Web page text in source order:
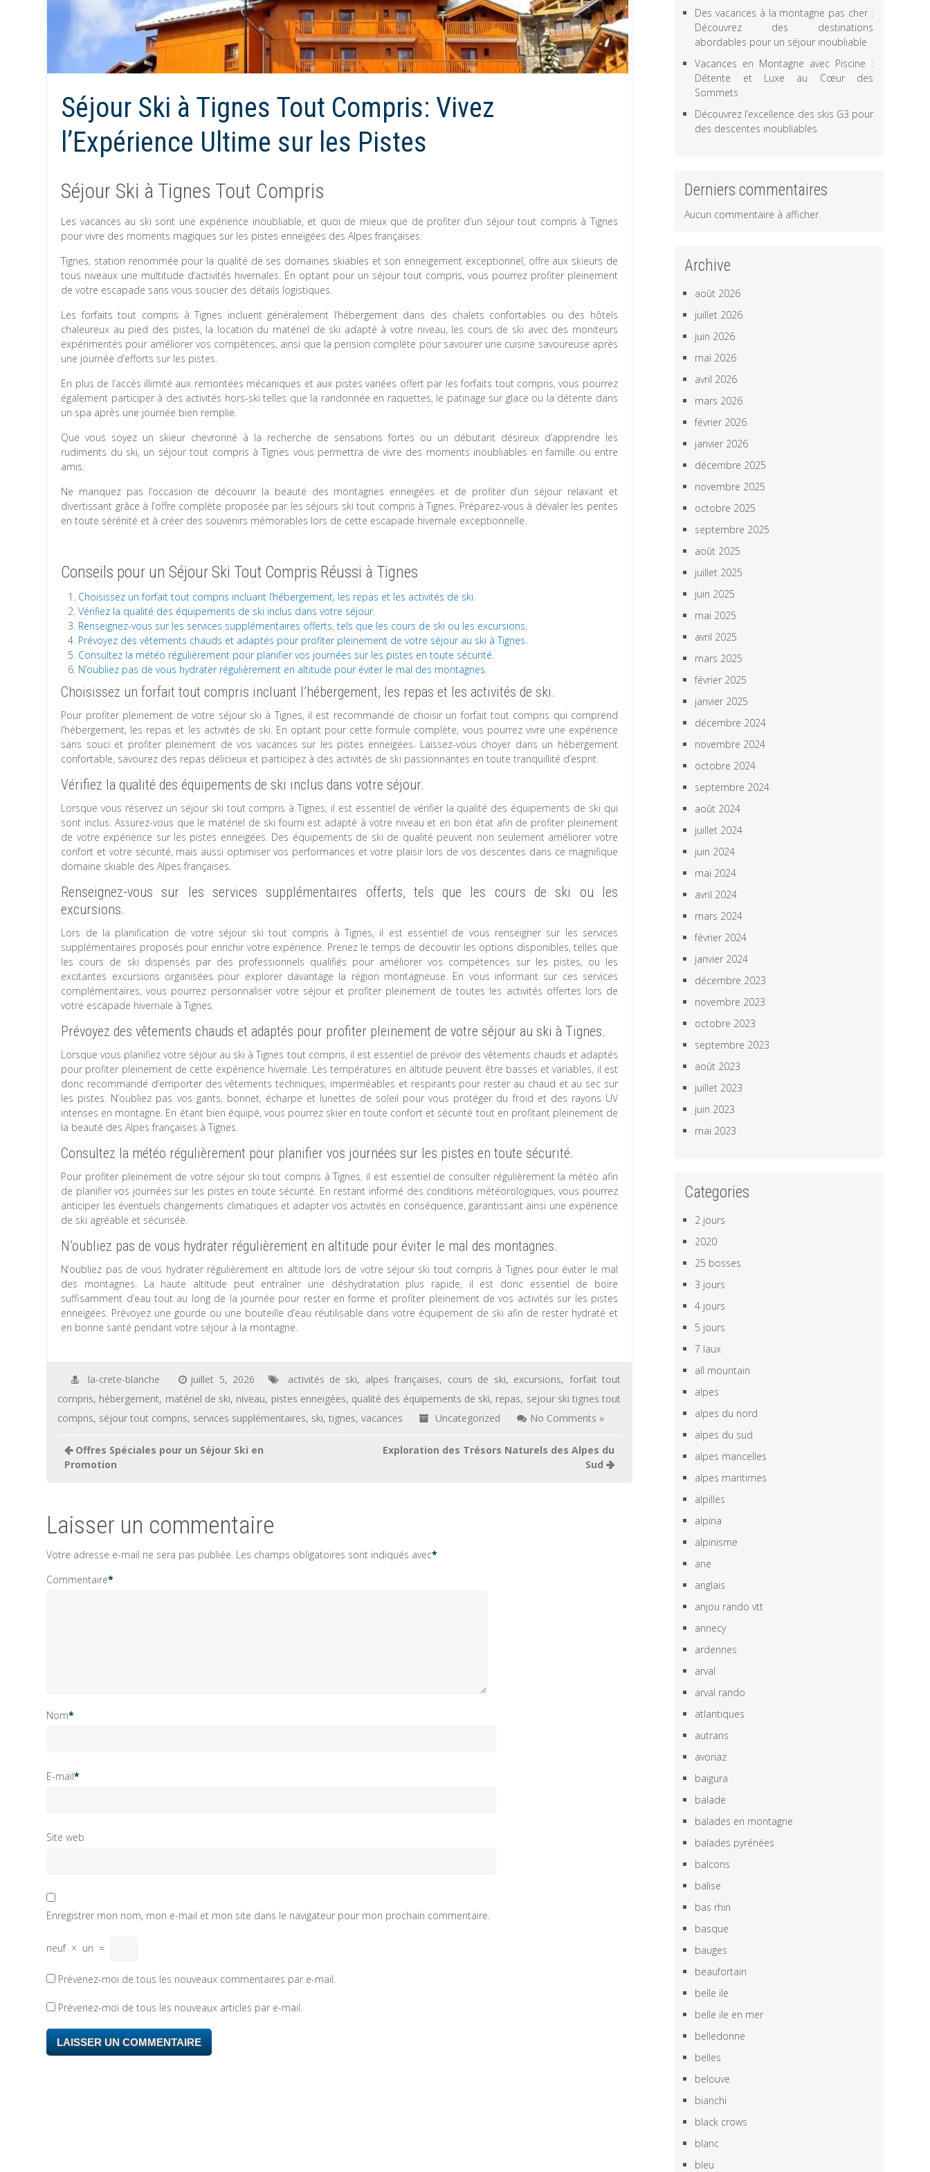
Séjour Ski à Tignes Tout Compris: Vivez
l’Expérience Ultime sur les Pistes
Séjour Ski à Tignes Tout Compris
Les vacances au ski sont une expérience inoubliable, et quoi de mieux que de profiter d’un séjour tout compris à Tignes
pour vivre des moments magiques sur les pistes enneigées des Alpes françaises.
Tignes, station renommée pour la qualité de ses domaines skiables et son enneigement exceptionnel, offre aux skieurs de
tous niveaux une multitude d’activités hivernales. En optant pour un séjour tout compris, vous pourrez profiter pleinement
de votre escapade sans vous soucier des détails logistiques.
Les forfaits tout compris à Tignes incluent généralement l’hébergement dans des chalets confortables ou des hôtels
chaleureux au pied des pistes, la location du matériel de ski adapté à votre niveau, les cours de ski avec des moniteurs
expérimentés pour améliorer vos compétences, ainsi que la pension complète pour savourer une cuisine savoureuse après
une journée d’efforts sur les pistes.
En plus de l’accès illimité aux remontées mécaniques et aux pistes variées offert par les forfaits tout compris, vous pourrez
également participer à des activités hors-ski telles que la randonnée en raquettes, le patinage sur glace ou la détente dans
un spa après une journée bien remplie.
Que vous soyez un skieur chevronné à la recherche de sensations fortes ou un débutant désireux d’apprendre les
rudiments du ski, un séjour tout compris à Tignes vous permettra de vivre des moments inoubliables en famille ou entre
amis.
Ne manquez pas l’occasion de découvrir la beauté des montagnes enneigées et de profiter d’un séjour relaxant et
divertissant grâce à l’offre complète proposée par les séjours ski tout compris à Tignes. Préparez-vous à dévaler les pentes
en toute sérénité et à créer des souvenirs mémorables lors de cette escapade hivernale exceptionnelle.
Conseils pour un Séjour Ski Tout Compris Réussi à Tignes
Choisissez un forfait tout compris incluant l’hébergement, les repas et les activités de ski.
Vérifiez la qualité des équipements de ski inclus dans votre séjour.
Renseignez-vous sur les services supplémentaires offerts, tels que les cours de ski ou les excursions.
Prévoyez des vêtements chauds et adaptés pour profiter pleinement de votre séjour au ski à Tignes.
Consultez la météo régulièrement pour planifier vos journées sur les pistes en toute sécurité.
N’oubliez pas de vous hydrater régulièrement en altitude pour éviter le mal des montagnes.
Choisissez un forfait tout compris incluant l’hébergement, les repas et les activités de ski.
Pour profiter pleinement de votre séjour ski à Tignes, il est recommandé de choisir un forfait tout compris qui comprend
l’hébergement, les repas et les activités de ski. En optant pour cette formule complète, vous pourrez vivre une expérience
sans souci et profiter pleinement de vos vacances sur les pistes enneigées. Laissez-vous choyer dans un hébergement
confortable, savourez des repas délicieux et participez à des activités de ski passionnantes en toute tranquillité d’esprit.
Vérifiez la qualité des équipements de ski inclus dans votre séjour.
Lorsque vous réservez un séjour ski tout compris à Tignes, il est essentiel de vérifier la qualité des équipements de ski qui
sont inclus. Assurez-vous que le matériel de ski fourni est adapté à votre niveau et en bon état afin de profiter pleinement
de votre expérience sur les pistes enneigées. Des équipements de ski de qualité peuvent non seulement améliorer votre
confort et votre sécurité, mais aussi optimiser vos performances et votre plaisir lors de vos descentes dans ce magnifique
domaine skiable des Alpes françaises.
Renseignez-vous sur les services supplémentaires offerts, tels que les cours de ski ou les
excursions.
Lors de la planification de votre séjour ski tout compris à Tignes, il est essentiel de vous renseigner sur les services
supplémentaires proposés pour enrichir votre expérience. Prenez le temps de découvrir les options disponibles, telles que
les cours de ski dispensés par des professionnels qualifiés pour améliorer vos compétences sur les pistes, ou les
excitantes excursions organisées pour explorer davantage la région montagneuse. En vous informant sur ces services
complémentaires, vous pourrez personnaliser votre séjour et profiter pleinement de toutes les activités offertes lors de
votre escapade hivernale à Tignes.
Prévoyez des vêtements chauds et adaptés pour profiter pleinement de votre séjour au ski à Tignes.
Lorsque vous planifiez votre séjour au ski à Tignes tout compris, il est essentiel de prévoir des vêtements chauds et adaptés
pour profiter pleinement de cette expérience hivernale. Les températures en altitude peuvent être basses et variables, il est
donc recommandé d’emporter des vêtements techniques, imperméables et respirants pour rester au chaud et au sec sur
les pistes. N’oubliez pas vos gants, bonnet, écharpe et lunettes de soleil pour vous protéger du froid et des rayons UV
intenses en montagne. En étant bien équipé, vous pourrez skier en toute confort et sécurité tout en profitant pleinement de
la beauté des Alpes françaises à Tignes.
Consultez la météo régulièrement pour planifier vos journées sur les pistes en toute sécurité.
Pour profiter pleinement de votre séjour ski tout compris à Tignes, il est essentiel de consulter régulièrement la météo afin
de planifier vos journées sur les pistes en toute sécurité. En restant informé des conditions météorologiques, vous pourrez
anticiper les éventuels changements climatiques et adapter vos activités en conséquence, garantissant ainsi une expérience
de ski agréable et sécurisée.
N’oubliez pas de vous hydrater régulièrement en altitude pour éviter le mal des montagnes.
N’oubliez pas de vous hydrater régulièrement en altitude lors de votre séjour ski tout compris à Tignes pour éviter le mal
des montagnes. La haute altitude peut entraîner une déshydratation plus rapide, il est donc essentiel de boire
suffisamment d’eau tout au long de la journée pour rester en forme et profiter pleinement de vos activités sur les pistes
enneigées. Prévoyez une gourde ou une bouteille d’eau réutilisable dans votre équipement de ski afin de rester hydraté et
en bonne santé pendant votre séjour à la montagne.
la-crete-blanche juillet 5, 2026 activités de ski, alpes françaises, cours de ski, excursions, forfait tout
compris, hébergement, matériel de ski, niveau, pistes enneigées, qualité des équipements de ski, repas, sejour ski tignes tout
compris, séjour tout compris, services supplémentaires, ski,tignes,vacances Uncategorized No Comments »
Navigation
de
Offres Spéciales pour un Séjour Ski en
Promotion
Exploration des Trésors Naturels des Alpes du
Sud
Laisser un commentaire
Votre adresse e-mail ne sera pas publiée. Les champs obligatoires sont indiqués avec*
Commentaire*
Nom*
E-mail*
Site web
Enregistrer mon nom, mon e-mail et mon site dans le navigateur pour mon prochain commentaire.
neuf × un =
Prévenez-moi de tous les nouveaux commentaires par e-mail.
Prévenez-moi de tous les nouveaux articles par e-mail.
Des vacances à la montagne pas cher :
Découvrez des destinations
abordables pour un séjour inoubliable
Vacances en Montagne avec Piscine :
Détente et Luxe au Cœur des
Sommets
Découvrez l’excellence des skis G3 pour
des descentes inoubliables
Derniers commentaires
Aucun commentaire à afficher.
Archive
août 2026
juillet 2026
juin 2026
mai 2026
avril 2026
mars 2026
février 2026
janvier 2026
décembre 2025
novembre 2025
octobre 2025
septembre 2025
août 2025
juillet 2025
juin 2025
mai 2025
avril 2025
mars 2025
février 2025
janvier 2025
décembre 2024
novembre 2024
octobre 2024
septembre 2024
août 2024
juillet 2024
juin 2024
mai 2024
avril 2024
mars 2024
février 2024
janvier 2024
décembre 2023
novembre 2023
octobre 2023
septembre 2023
août 2023
juillet 2023
juin 2023
mai 2023
Categories
2 jours
2020
25 bosses
3 jours
4 jours
5 jours
7 laux
all mountain
alpes
alpes du nord
alpes du sud
alpes mancelles
alpes maritimes
alpilles
alpina
alpinisme
ane
anglais
anjou rando vtt
annecy
ardennes
arval
arval rando
atlantiques
autrans
avoriaz
baigura
balade
balades en montagne
balades pyrénées
balcons
balise
bas rhin
basque
bauges
beaufortain
belle ile
belle ile en mer
belledonne
belles
belouve
bianchi
black crows
blanc
bleu